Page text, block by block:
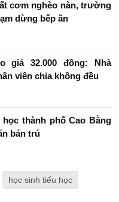
cơm nghèo nàn, trường
dừng bếp ăn
giá 32.000 đồng: Nhà
viên chia không đều
thành phố Cao Bằng
bán trú
học sinh tiểu học